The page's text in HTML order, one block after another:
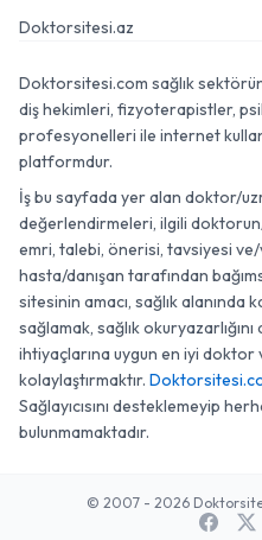
Doktorsitesi.az
Doktorsitesi.com sağlık
diş hekimleri, fizyoterapistler,
profesyonelleri ile internet
platformdur.
İş bu sayfada yer alan doktor/
değerlendirmeleri, ilgili
emri, talebi, önerisi, tavsiyesi ve/
hasta/danışan tarafından
sitesinin amacı, sağlık alanında
sağlamak, sağlık
ihtiyaçlarına uygun en iyi doktor
kolaylaştırmaktır.
Sağlayıcısını desteklemeyip
bulunmamaktadır.
© 2007 - 2026